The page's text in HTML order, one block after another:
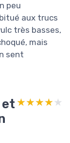
peu
aux trucs
très basses,
mais
sent
et ★★★★★
★★★★★